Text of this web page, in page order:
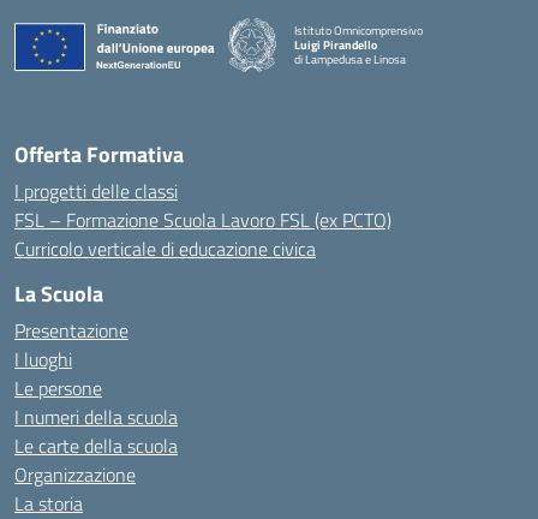
Istituto Omnicomprensivo
Luigi Pirandello
di Lampedusa e Linosa
Offerta Formativa
I progetti delle classi
FSL – Formazione Scuola Lavoro FSL (ex PCTO)
Curricolo verticale di educazione civica
La Scuola
Presentazione
I luoghi
Le persone
I numeri della scuola
Le carte della scuola
Organizzazione
La storia